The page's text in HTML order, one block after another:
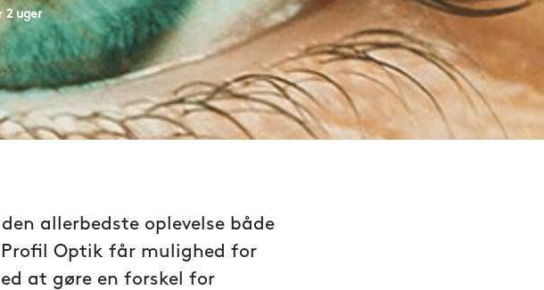
2 uger
allerbedste oplevelse både
Profil Optik får mulighed for
at gøre en forskel for